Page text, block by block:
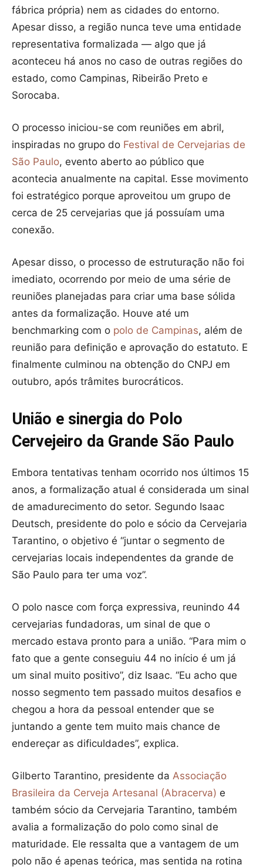
fábrica própria) nem as cidades do entorno.
Apesar disso, a região nunca teve uma entidade
representativa formalizada — algo que já
aconteceu há anos no caso de outras regiões do
estado, como Campinas, Ribeirão Preto e
Sorocaba.
O processo iniciou-se com reuniões em abril,
inspiradas no grupo do Festival de Cervejarias de
São Paulo, evento aberto ao público que
acontecia anualmente na capital. Esse movimento
foi estratégico porque aproveitou um grupo de
cerca de 25 cervejarias que já possuíam uma
conexão.
Apesar disso, o processo de estruturação não foi
imediato, ocorrendo por meio de uma série de
reuniões planejadas para criar uma base sólida
antes da formalização. Houve até um
benchmarking com o polo de Campinas, além de
reunião para definição e aprovação do estatuto. E
finalmente culminou na obtenção do CNPJ em
outubro, após trâmites burocráticos.
União e sinergia do Polo
Cervejeiro da Grande São Paulo
Embora tentativas tenham ocorrido nos últimos 15
anos, a formalização atual é considerada um sinal
de amadurecimento do setor. Segundo Isaac
Deutsch, presidente do polo e sócio da Cervejaria
Tarantino, o objetivo é “juntar o segmento de
cervejarias locais independentes da grande de
São Paulo para ter uma voz”.
O polo nasce com força expressiva, reunindo 44
cervejarias fundadoras, um sinal de que o
mercado estava pronto para a união. “Para mim o
fato que a gente conseguiu 44 no início é um já
um sinal muito positivo”, diz Isaac. “Eu acho que
nosso segmento tem passado muitos desafios e
chegou a hora da pessoal entender que se
juntando a gente tem muito mais chance de
endereçar as dificuldades”, explica.
Gilberto Tarantino, presidente da Associação
Brasileira da Cerveja Artesanal (Abracerva) e
também sócio da Cervejaria Tarantino, também
avalia a formalização do polo como sinal de
maturidade. Ele ressalta que a vantagem de um
polo não é apenas teórica, mas sentida na rotina